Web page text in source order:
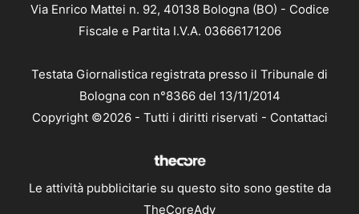
Via Enrico Mattei n. 92, 40138 Bologna (BO) - Codice
Fiscale e Partita I.V.A. 03666171206
Testata Giornalistica registrata presso il Tribunale di
Bologna con n°8366 del 13/11/2014
Copyright ©2026 - Tutti i diritti riservati - Contattaci
Le attività pubblicitarie su questo sito sono gestite da
TheCoreAdv